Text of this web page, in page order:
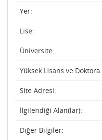
Yer:
Lise:
Üniversite:
Yüksek Lisans ve Doktora:
Site Adresi:
İlgilendiği Alan(lar):
Diğer Bilgiler: